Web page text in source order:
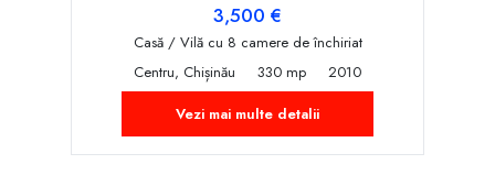
3,500 €
Casă / Vilă cu 8 camere de închiriat
Centru, Chișinău
330 mp
2010
Vezi mai multe detalii